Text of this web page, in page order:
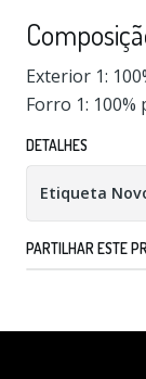
Exterior 1:
Forro 1: 100%
DETALHES
Etiqueta
PARTILHAR ESTE